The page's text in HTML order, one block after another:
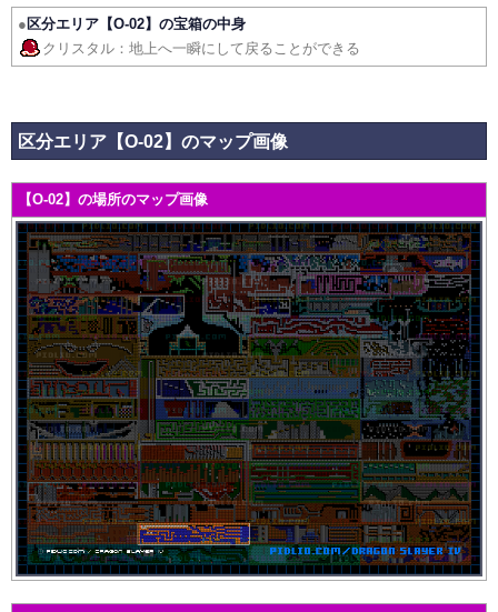
● 区分エリア【O-02】の宝箱の中身
クリスタル：地上へ一瞬にして戻ることができる
区分エリア【O-02】のマップ画像
【O-02】の場所のマップ画像